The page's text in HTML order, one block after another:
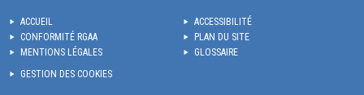
ACCUEIL
ACCESSIBILITÉ
CONFORMITÉ RGAA
PLAN DU SITE
MENTIONS LÉGALES
GLOSSAIRE
GESTION DES COOKIES